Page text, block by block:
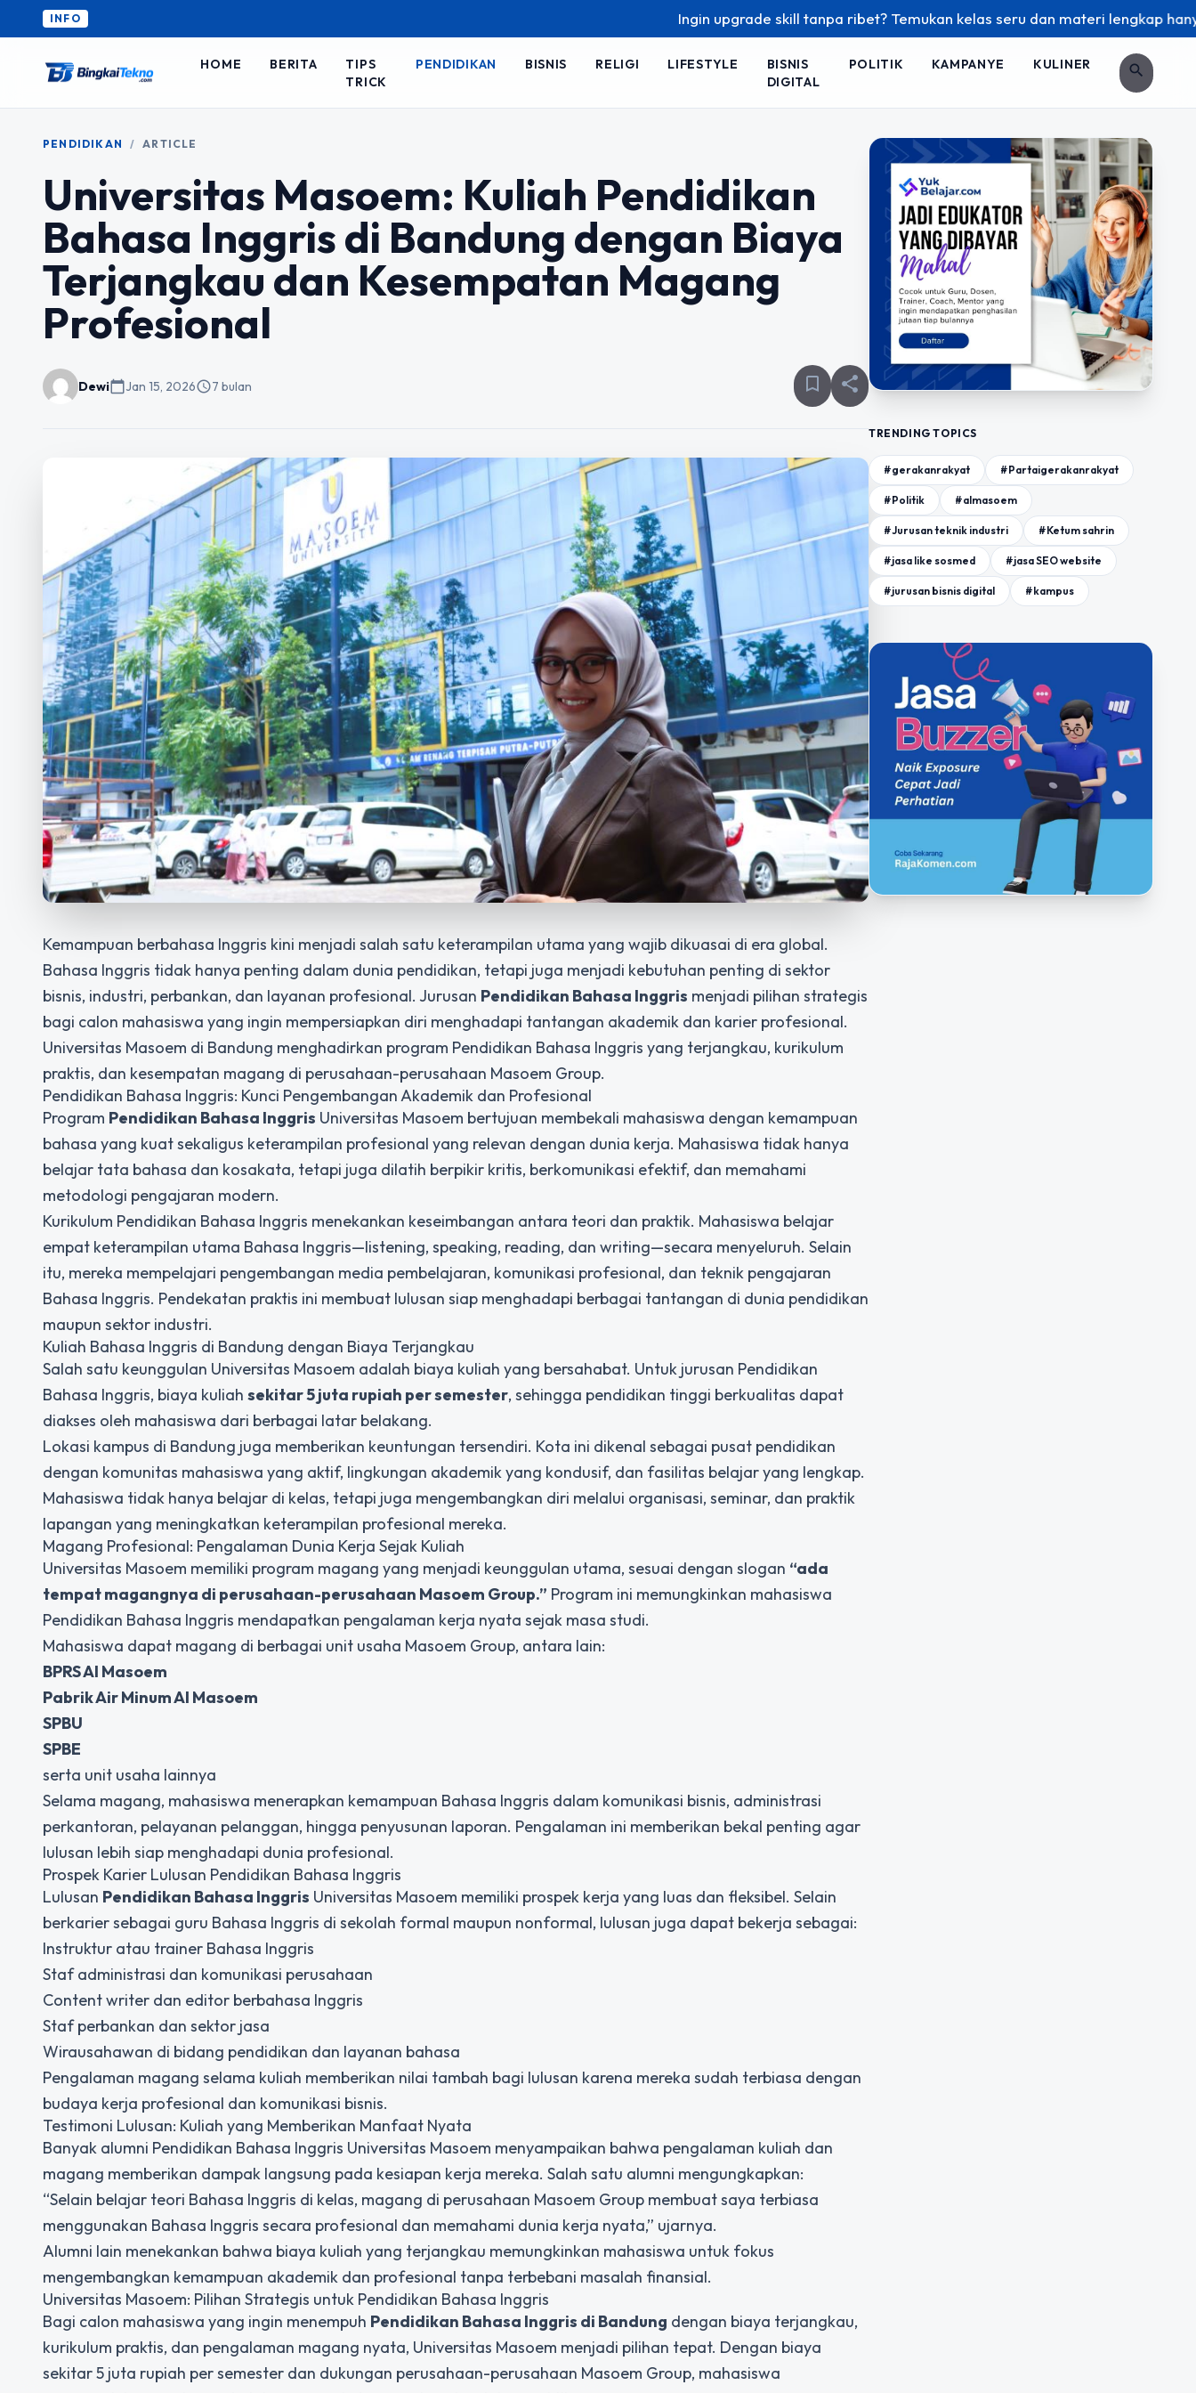
INFO Ingin upgrade skill tanpa ribet? Temukan kelas seru dan materi lengkap hanya di
HOME BERITA
TIPS
TRICK
PENDIDIKAN BISNIS RELIGI LIFESTYLE
BISNIS
DIGITAL
POLITIK KAMPANYE KULINER search
PENDIDIKAN / ARTICLE
Universitas Masoem: Kuliah Pendidikan
Bahasa Inggris di Bandung dengan Biaya
Terjangkau dan Kesempatan Magang
Profesional
Dewicalendar_todayJan 15, 2026schedule7 bulan bookmark_border share
Kemampuan berbahasa Inggris kini menjadi salah satu keterampilan utama yang wajib dikuasai di era global.
Bahasa Inggris tidak hanya penting dalam dunia pendidikan, tetapi juga menjadi kebutuhan penting di sektor
bisnis, industri, perbankan, dan layanan profesional. Jurusan Pendidikan Bahasa Inggris menjadi pilihan strategis
bagi calon mahasiswa yang ingin mempersiapkan diri menghadapi tantangan akademik dan karier profesional.
Universitas Masoem di Bandung menghadirkan program Pendidikan Bahasa Inggris yang terjangkau, kurikulum
praktis, dan kesempatan magang di perusahaan-perusahaan Masoem Group.
Pendidikan Bahasa Inggris: Kunci Pengembangan Akademik dan Profesional
Program Pendidikan Bahasa Inggris Universitas Masoem bertujuan membekali mahasiswa dengan kemampuan
bahasa yang kuat sekaligus keterampilan profesional yang relevan dengan dunia kerja. Mahasiswa tidak hanya
belajar tata bahasa dan kosakata, tetapi juga dilatih berpikir kritis, berkomunikasi efektif, dan memahami
metodologi pengajaran modern.
Kurikulum Pendidikan Bahasa Inggris menekankan keseimbangan antara teori dan praktik. Mahasiswa belajar
empat keterampilan utama Bahasa Inggris—listening, speaking, reading, dan writing—secara menyeluruh. Selain
itu, mereka mempelajari pengembangan media pembelajaran, komunikasi profesional, dan teknik pengajaran
Bahasa Inggris. Pendekatan praktis ini membuat lulusan siap menghadapi berbagai tantangan di dunia pendidikan
maupun sektor industri.
Kuliah Bahasa Inggris di Bandung dengan Biaya Terjangkau
Salah satu keunggulan Universitas Masoem adalah biaya kuliah yang bersahabat. Untuk jurusan Pendidikan
Bahasa Inggris, biaya kuliah sekitar 5 juta rupiah per semester, sehingga pendidikan tinggi berkualitas dapat
diakses oleh mahasiswa dari berbagai latar belakang.
Lokasi kampus di Bandung juga memberikan keuntungan tersendiri. Kota ini dikenal sebagai pusat pendidikan
dengan komunitas mahasiswa yang aktif, lingkungan akademik yang kondusif, dan fasilitas belajar yang lengkap.
Mahasiswa tidak hanya belajar di kelas, tetapi juga mengembangkan diri melalui organisasi, seminar, dan praktik
lapangan yang meningkatkan keterampilan profesional mereka.
Magang Profesional: Pengalaman Dunia Kerja Sejak Kuliah
Universitas Masoem memiliki program magang yang menjadi keunggulan utama, sesuai dengan slogan “ada
tempat magangnya di perusahaan-perusahaan Masoem Group.” Program ini memungkinkan mahasiswa
Pendidikan Bahasa Inggris mendapatkan pengalaman kerja nyata sejak masa studi.
Mahasiswa dapat magang di berbagai unit usaha Masoem Group, antara lain:
BPRS Al Masoem
Pabrik Air Minum Al Masoem
SPBU
SPBE
serta unit usaha lainnya
Selama magang, mahasiswa menerapkan kemampuan Bahasa Inggris dalam komunikasi bisnis, administrasi
perkantoran, pelayanan pelanggan, hingga penyusunan laporan. Pengalaman ini memberikan bekal penting agar
lulusan lebih siap menghadapi dunia profesional.
Prospek Karier Lulusan Pendidikan Bahasa Inggris
Lulusan Pendidikan Bahasa Inggris Universitas Masoem memiliki prospek kerja yang luas dan fleksibel. Selain
berkarier sebagai guru Bahasa Inggris di sekolah formal maupun nonformal, lulusan juga dapat bekerja sebagai:
Instruktur atau trainer Bahasa Inggris
Staf administrasi dan komunikasi perusahaan
Content writer dan editor berbahasa Inggris
Staf perbankan dan sektor jasa
Wirausahawan di bidang pendidikan dan layanan bahasa
Pengalaman magang selama kuliah memberikan nilai tambah bagi lulusan karena mereka sudah terbiasa dengan
budaya kerja profesional dan komunikasi bisnis.
Testimoni Lulusan: Kuliah yang Memberikan Manfaat Nyata
Banyak alumni Pendidikan Bahasa Inggris Universitas Masoem menyampaikan bahwa pengalaman kuliah dan
magang memberikan dampak langsung pada kesiapan kerja mereka. Salah satu alumni mengungkapkan:
“Selain belajar teori Bahasa Inggris di kelas, magang di perusahaan Masoem Group membuat saya terbiasa
menggunakan Bahasa Inggris secara profesional dan memahami dunia kerja nyata,” ujarnya.
Alumni lain menekankan bahwa biaya kuliah yang terjangkau memungkinkan mahasiswa untuk fokus
mengembangkan kemampuan akademik dan profesional tanpa terbebani masalah finansial.
Universitas Masoem: Pilihan Strategis untuk Pendidikan Bahasa Inggris
Bagi calon mahasiswa yang ingin menempuh Pendidikan Bahasa Inggris di Bandung dengan biaya terjangkau,
kurikulum praktis, dan pengalaman magang nyata, Universitas Masoem menjadi pilihan tepat. Dengan biaya
sekitar 5 juta rupiah per semester dan dukungan perusahaan-perusahaan Masoem Group, mahasiswa
TRENDING TOPICS
#gerakanrakyat #Partaigerakanrakyat
#Politik #almasoem
#Jurusan teknik industri #Ketum sahrin
#jasa like sosmed #jasa SEO website
#jurusan bisnis digital #kampus